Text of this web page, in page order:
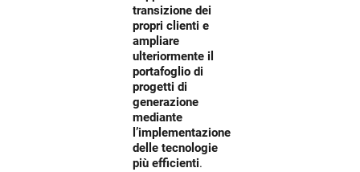
transizione dei
propri clienti e
ampliare
ulteriormente il
portafoglio di
progetti di
generazione
mediante
l’implementazione
delle tecnologie
più efficienti.